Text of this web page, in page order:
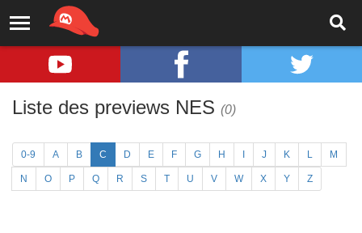
Liste des previews NES (0)
0-9 A B C D E F G H J K L M
N O P Q R S T U V W X Y Z